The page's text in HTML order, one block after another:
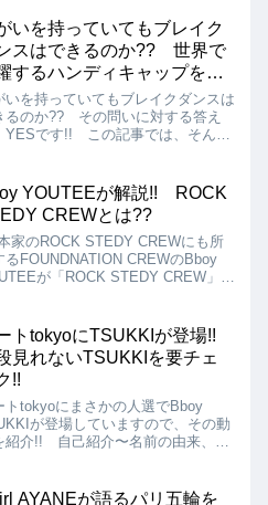
た人からすると、エモいと同時に納
、裏話などは新たな発見などもある
はないでしょうか!!
いを持っていてもブレイク
スはできるのか?? 世界で
するハンディキャップを持
ブレイクダンサーを紹介!!
いを持っていてもブレイクダンスは
るのか?? その問いに対する答え
YESです!! この記事では、そんな
YOUTEEが解説!! ROCK
CREWとは??
家のROCK STEDY CREWにも所
るFOUNDNATION CREWのBboy
が「ROCK STEDY CREW」に
は知らないという人も必見です!!
トtokyoにTSUKKIが登場!!
見れないTSUKKIを要チェ
!!
トtokyoにまさかの人選でBboy
が登場していますので、その動
紹介!! 自己紹介〜名前の由来、パ
のブレイクダンサーまで、普段の踊
AYANEが語るパリ五輪を